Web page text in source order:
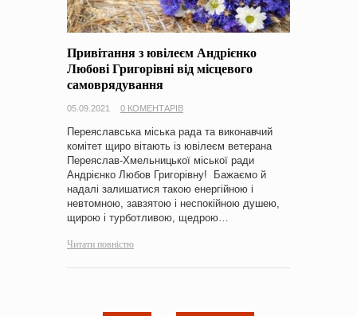
Привітання з ювілеєм Андрієнко
Любові Григорівні від місцевого
самоврядування
05.09.2021 0 КОМЕНТАРІВ
Переяславська міська рада та виконавчий
комітет щиро вітають із ювілеєм ветерана
Переяслав-Хмельницької міської ради
Андрієнко Любов Григорівну! Бажаємо й
надалі залишатися такою енергійною і
невтомною, завзятою і неспокійною душею,
щирою і турботливою, щедрою…
Читати повністю